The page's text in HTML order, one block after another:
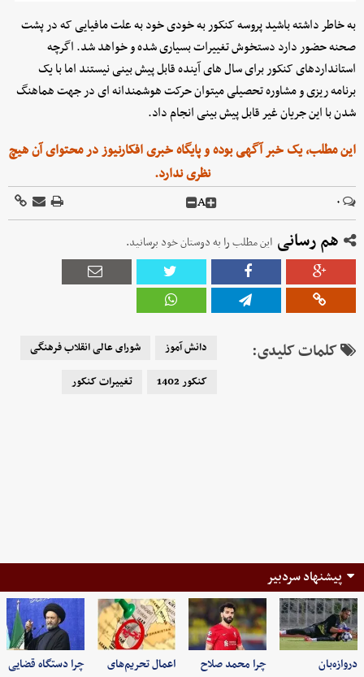
به خاطر داشته باشید پروسه کنکور به خودی خود به علت مافیایی که در پشت
صحنه حضور دارد دستخوش تغییرات بسیاری شده و خواهد شد. اگرچه
استانداردهای کنکور برای سال های آینده قابل پیش بینی نیستند اما با یک
برنامه ریزی و مشاوره تحصیلی میتوان حرکت هوشمندانه ای در جهت هماهنگ
شدن با این جریان غیر قابل پیش بینی انجام داد.
این مطلب، یک خبر آگهی بوده و پایگاه خبری افکارنیوز در محتوای آن هیچ
نظری ندارد.
۰ A
هم رسانی این مطلب را به دوستان خود برسانید.
کلمات کلیدی: دانش آموز
شورای عالی انقلاب فرهنگی
کنکور 1402
تغییرات کنکور
پیشنهاد سردبیر
دروازه‌بان چرا محمد صلاح اعمال تحریم‌های چرا دستگاه قضایی